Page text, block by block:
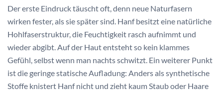
Der erste Eindruck täuscht oft, denn neue Naturfasern
wirken fester, als sie später sind. Hanf besitzt eine natürliche
Hohlfaserstruktur, die Feuchtigkeit rasch aufnimmt und
wieder abgibt. Auf der Haut entsteht so kein klammes
Gefühl, selbst wenn man nachts schwitzt. Ein weiterer Punkt
ist die geringe statische Aufladung: Anders als synthetische
Stoffe knistert Hanf nicht und zieht kaum Staub oder Haare